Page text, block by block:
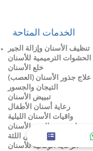
الخدمات المتاحة
تنظيف الأسنان وإزالة الجير
الحشوات الترميمية للأسنان
خلع الأسنان
علاج جذور الأسنان (العصب)
التيجان والجسور
تبييض الأسنان
رعاية أسنان الأطفال
واقيات الأسنان الليلية
فحوصات صحة الفم والأسنان
علاج أمراض اللثة
الرعاية الوقائية للأسنان